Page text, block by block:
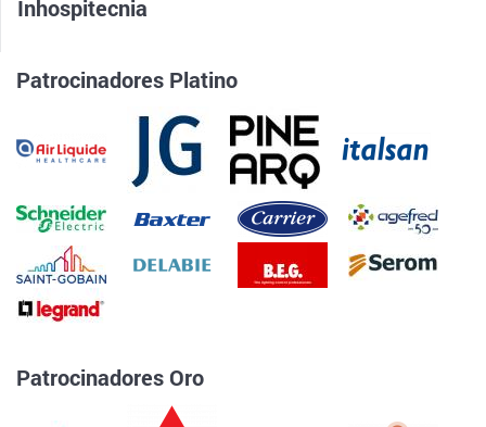
Inhospitecnia
Patrocinadores Platino
Patrocinadores Oro